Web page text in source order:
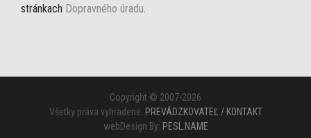
stránkach Dopravného úradu.
Copyright © 2007-2026
Všetky práva vyhradené. PREVÁDZKOVATEĽ / KONTAKT
webDesign By: PESL.NAME